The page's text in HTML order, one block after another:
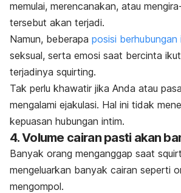
memulai, merencanakan, atau
tersebut akan terjadi.
Namun, beberapa posisi berhubungan
seksual, serta emosi saat bercinta
terjadinya squirting.
Tak perlu khawatir jika Anda atau
mengalami ejakulasi. Hal ini tidak
kepuasan hubungan intim.
4. Volume cairan pasti akan
Banyak orang menganggap saat
mengeluarkan banyak cairan seperti
mengompol.